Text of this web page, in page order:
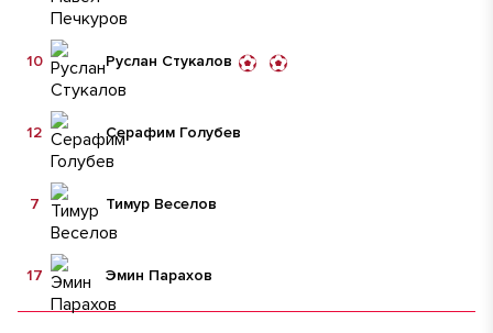
Руслан Стукалов
10
Серафим Голубев
12
Тимур Веселов
7
Эмин Парахов
17